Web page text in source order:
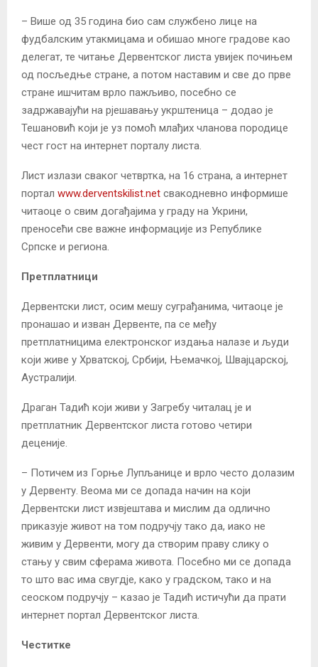
– Више од 35 година био сам службено лице на
фудбалским утакмицама и обишао многе градове као
делегат, те читање Дервентског листа увијек почињем
од посљедње стране, а потом наставим и све до прве
стране ишчитам врло пажљиво, посебно се
задржавајући на рјешавању укрштеница – додао је
Тешановић који је уз помоћ млађих чланова породице
чест гост на интернет порталу листа.
Лист излази сваког четвртка, на 16 страна, а интернет
портал www.derventskilist.net свакодневно информише
читаоце о свим догађајима у граду на Укрини,
преносећи све важне информације из Републике
Српске и региона.
Претплатници
Дервентски лист, осим мешу суграђанима, читаоце је
пронашао и изван Дервенте, па се међу
претплатницима електронског издања налазе и људи
који живе у Хрватској, Србији, Њемачкој, Швајцарској,
Аустралији.
Драган Тадић који живи у Загребу читалац је и
претплатник Дервентског листа готово четири
деценије.
– Потичем из Горње Лупљанице и врло често долазим
у Дервенту. Веома ми се допада начин на који
Дервентски лист извјештава и мислим да одлично
приказује живот на том подручју тако да, иако не
живим у Дервенти, могу да створим праву слику о
стању у свим сферама живота. Посебно ми се допада
то што вас има свугдје, како у градском, тако и на
сеоском подручју – казао је Тадић истичући да прати
интернет портал Дервентског листа.
Честитке